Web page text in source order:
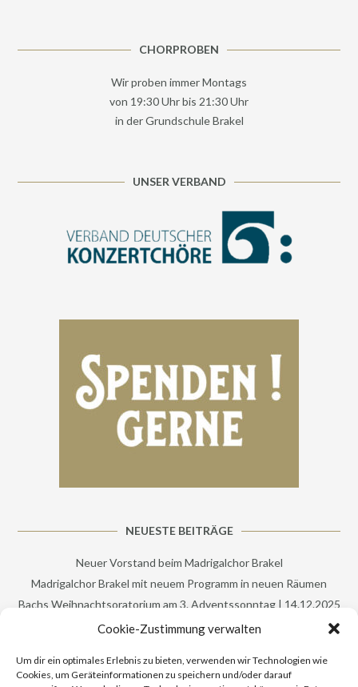
Cookie-Zustimmung verwalten
Um dir ein optimales Erlebnis zu bieten, verwenden wir Technologien wie
Cookies, um Geräteinformationen zu speichern und/oder darauf
CHORPROBEN
Wir proben immer Montags
von 19:30 Uhr bis 21:30 Uhr
in der Grundschule Brakel
UNSER VERBAND
NEUESTE BEITRÄGE
Neuer Vorstand beim Madrigalchor Brakel
Madrigalchor Brakel mit neuem Programm in neuen Räumen
Bachs Weihnachtsoratorium am 3. Adventssonntag | 14.12.2025
Festkonzert in Brakel setzt bewegendes Zeichen